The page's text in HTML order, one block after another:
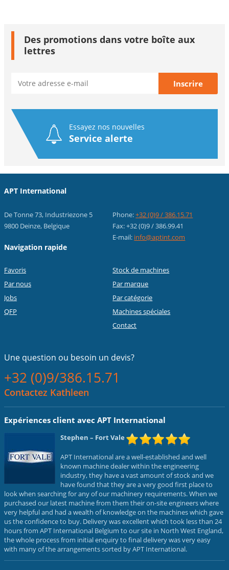
Des promotions dans votre boîte aux
lettres
Essayez nos nouvelles
Service alerte
APT International
De Tonne 73, Industriezone 5
9800 Deinze, Belgique
Phone:+32 (0)9 / 386.15.71
Fax: +32 (0)9 / 386.99.41
E-mail: info@aptint.com
Navigation rapide
Favoris
Par nous
Jobs
QFP
Stock de machines
Par marque
Par catégorie
Machines spéciales
Contact
Une question ou besoin un devis?
+32 (0)9/386.15.71
Contactez Kathleen
Expériences client avec APT International
Stephen – Fort Vale
APT International are a well-established and well
known machine dealer within the engineering
industry, they have a vast amount of stock and we
have found that they are a very good first place to
look when searching for any of our machinery requirements. When we
purchased our latest machine from them their on-site engineers where
very helpful and had a wealth of knowledge on the machines which gave
us the confidence to buy. Delivery was excellent which took less than 24
hours from APT International Belgium to our site in North West England,
the whole process from initial enquiry to final delivery was very easy
with many of the arrangements sorted by APT International.